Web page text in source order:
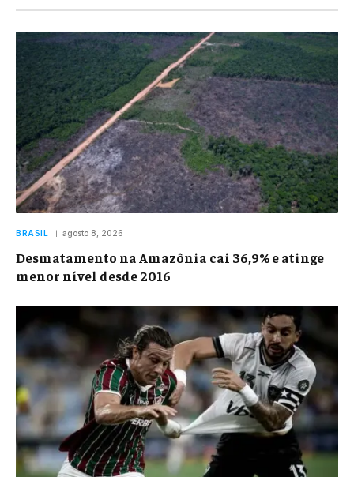
BRASIL agosto 8, 2026
Desmatamento na Amazônia cai 36,9% e atinge
menor nível desde 2016